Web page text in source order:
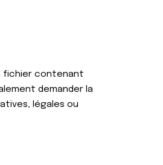
fichier contenant
demander la
légales ou